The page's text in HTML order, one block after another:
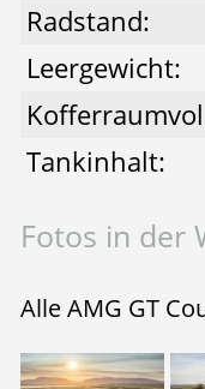
Radstand:
Leergewicht:
Tankinhalt:
Fotos in der
Alle AMG GT